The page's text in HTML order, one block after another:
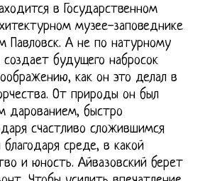
в Государственном
музее-заповеднике
Павловск. А не по натурному
создает будущего набросок
как он это делал в
От природы он был
дарованием, быстро
счастливо сложившимся
среде, в какой
и юность. Айвазовский берет